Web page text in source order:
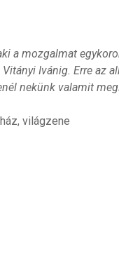
a mozgalmat
Ivánig. Erre az
nekünk valamit
világzene